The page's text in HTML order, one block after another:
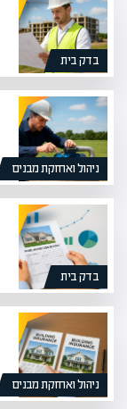
בדק בית
ניהול ואחזקת מבנים
בדק בית
ניהול ואחזקת מבנים